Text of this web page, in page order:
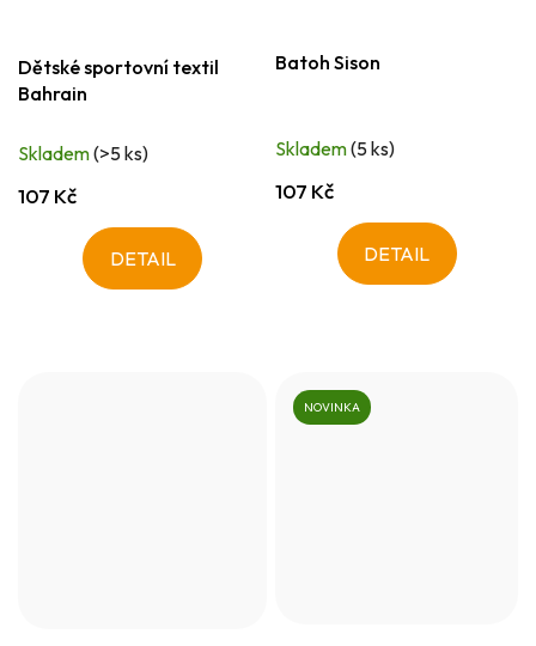
Dětské sportovní textil
Bahrain
Skladem(>5 ks)
107 Kč
DETAIL
Batoh Sison
Skladem(5 ks)
107 Kč
DETAIL
NOVINKA